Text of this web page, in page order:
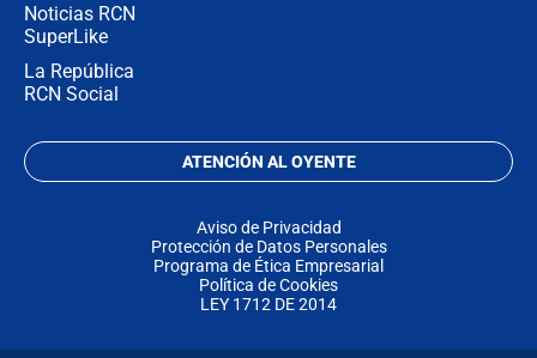
Noticias RCN
SuperLike
La República
RCN Social
ATENCIÓN AL OYENTE
Aviso de Privacidad
Protección de Datos Personales
Programa de Ética Empresarial
Política de Cookies
LEY 1712 DE 2014